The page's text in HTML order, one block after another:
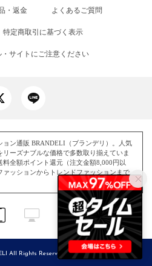
・返金 よくあるご質問
特定商取引に基づく表示
サイトにご注意ください
ョン通販 BRANDELI（ブランデリ）。人気
ーズナブルな価格で多数取り揃えていま
全額ポイント還元（注文金額8,000円以
ッションからトレンドファッションまで、
All Rights Reserved